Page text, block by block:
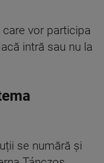
care vor participa
intră sau nu la
se numără și